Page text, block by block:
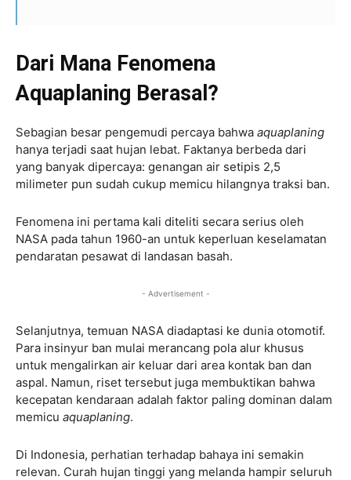
Dari Mana Fenomena
Aquaplaning Berasal?
Sebagian besar pengemudi percaya bahwa aquaplaning
hanya terjadi saat hujan lebat. Faktanya berbeda dari
yang banyak dipercaya: genangan air setipis 2,5
milimeter pun sudah cukup memicu hilangnya traksi ban.
Fenomena ini pertama kali diteliti secara serius oleh
NASA pada tahun 1960-an untuk keperluan keselamatan
pendaratan pesawat di landasan basah.
- Advertisement -
Selanjutnya, temuan NASA diadaptasi ke dunia otomotif.
Para insinyur ban mulai merancang pola alur khusus
untuk mengalirkan air keluar dari area kontak ban dan
aspal. Namun, riset tersebut juga membuktikan bahwa
kecepatan kendaraan adalah faktor paling dominan dalam
memicu aquaplaning.
Di Indonesia, perhatian terhadap bahaya ini semakin
relevan. Curah hujan tinggi yang melanda hampir seluruh